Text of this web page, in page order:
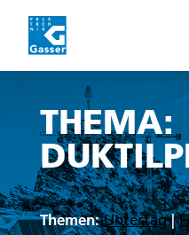
THEMA:
Themen:Untertag|